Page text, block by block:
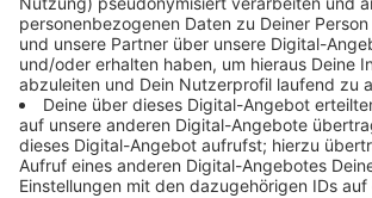
Stroh wird verbrannt. Zur Äerzebär-
auch eine zusammengewürfelte
Stimmung sorgt. An den Straßen stehen
Schnäpse aus, machen Selfies mit dem
stecken Geld in Spendendosen.
Anzeige